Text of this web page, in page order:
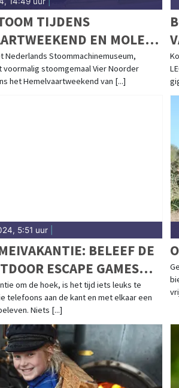
TIJDENS
EN MOLEN-
Nederlands Stoommachinemuseum,
stoomgemaal Vier Noorder
het Hemelvaartweekend van [...]
5:51 uur
BELEEF DE
ESCAPE GAMES
HELE GEZIN!
om de hoek, is het tijd iets leuks te
telefoons aan de kant en met elkaar een
Niets [...]